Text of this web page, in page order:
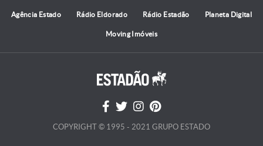
Agência Estado Rádio Eldorado Rádio Estadão Planeta Digital
Moving Imóveis
COPYRIGHT © 1995 - 2021 GRUPO ESTADO